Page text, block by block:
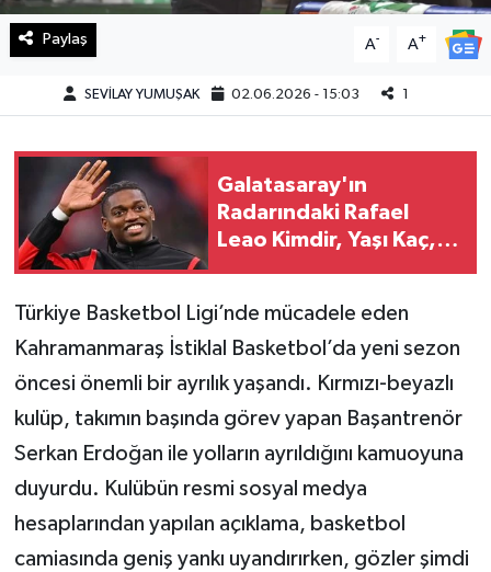
Paylaş A- A+
SEVİLAY YUMUŞAK 02.06.2026 - 15:03 1
Galatasaray'ın
Radarındaki Rafael
Leao Kimdir, Yaşı Kaç,
Türkiye Basketbol Ligi’nde mücadele eden
Kahramanmaraş İstiklal Basketbol’da yeni sezon
öncesi önemli bir ayrılık yaşandı. Kırmızı-beyazlı
kulüp, takımın başında görev yapan Başantrenör
Serkan Erdoğan ile yolların ayrıldığını kamuoyuna
duyurdu. Kulübün resmi sosyal medya
hesaplarından yapılan açıklama, basketbol
camiasında geniş yankı uyandırırken, gözler şimdi
Sağlık
Spor
Teknoloji
Yaşam
KAHRAMANMARAŞ